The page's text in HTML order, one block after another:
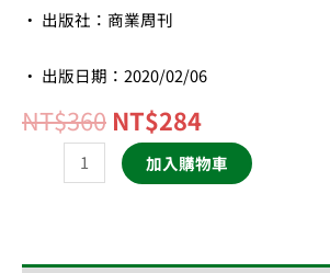
• 出版社：商業周刊
• 出版日期：2020/02/06
NT$360 NT$284
加入購物車